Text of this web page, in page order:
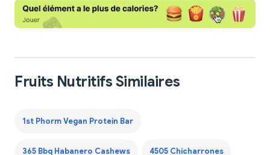
Fruits Nutritifs Similaires
1st Phorm Vegan Protein Bar
365 Bbq Habanero Cashews 4505 Chicharrones